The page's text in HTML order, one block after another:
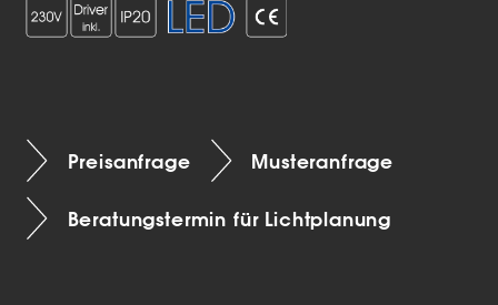
Preisanfrage Musteranfrage
Beratungstermin für Lichtplanung